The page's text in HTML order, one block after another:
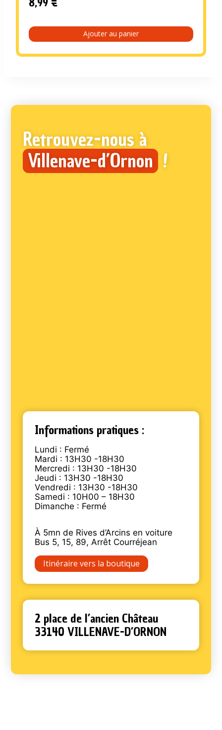
Ajouter au panier
Retrouvez-nous à
Villenave-d’Ornon !
Informations pratiques :
Lundi : Fermé
Mardi : 13H30 -18H30
Mercredi : 13H30 -18H30
Jeudi : 13H30 -18H30
Vendredi : 13H30 -18H30
Samedi : 10H00 – 18H30
Dimanche : Fermé
À 5mn de Rives d’Arcins en voiture
Bus 5, 15, 89, Arrêt Courréjean
Itinéraire vers la boutique
2 place de l’ancien Château
33140 VILLENAVE-D’ORNON